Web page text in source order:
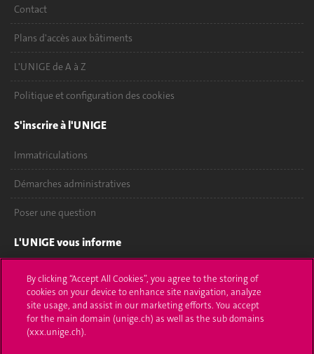
Contact
Plans d'accès aux bâtiments
L'UNIGE de A à Z
Politique et configuration des cookies
S'inscrire à l'UNIGE
Immatriculations
Démarches administratives
Poser une question
L'UNIGE vous informe
UNIGE Mobile
Médias
Offres d'emploi
By clicking “Accept All Cookies”, you agree to the storing of
cookies on your device to enhance site navigation, analyze
site usage, and assist in our marketing efforts. You accept
for the main domain (unige.ch) as well as the sub domains
(xxx.unige.ch).